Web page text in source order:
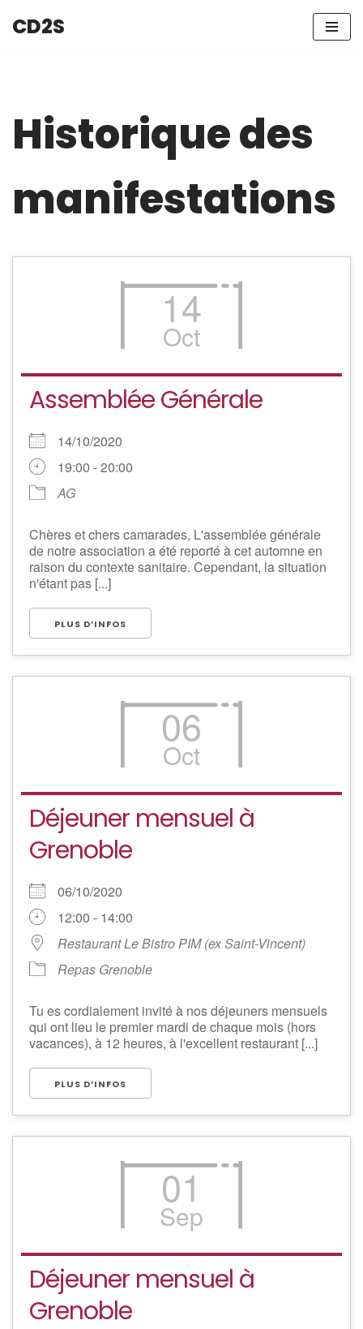
CD2S
Historique des
manifestations
14
Oct
Assemblée Générale
14/10/2020
19:00 - 20:00
AG
Chères et chers camarades, L'assemblée générale
de notre association a été reporté à cet automne en
raison du contexte sanitaire. Cependant, la situation
n'étant pas [...]
PLUS D’INFOS
06
Oct
Déjeuner mensuel à
Grenoble
06/10/2020
12:00 - 14:00
Restaurant Le Bistro PIM (ex Saint-Vincent)
Repas Grenoble
Tu es cordialement invité à nos déjeuners mensuels
qui ont lieu le premier mardi de chaque mois (hors
vacances), à 12 heures, à l'excellent restaurant [...]
PLUS D’INFOS
01
Sep
Déjeuner mensuel à
Grenoble